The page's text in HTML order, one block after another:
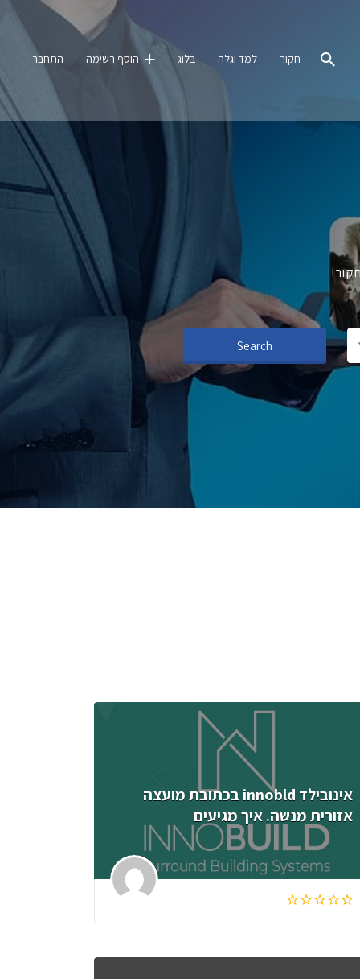
חקור למד וגלה בלוג הוסף רשימה התחבר
Search
אינובילד innobld בכתובת מועצה
אזורית מנשה. איך מגיעים